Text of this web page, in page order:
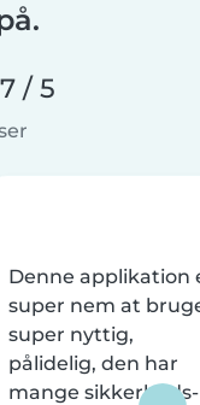
/ 5
Denne applikation
super nem at
super nyttig,
pålidelig, den har
mange sikkerheds-